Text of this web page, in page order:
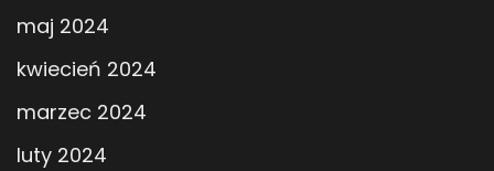
maj 2024
kwiecień 2024
marzec 2024
luty 2024